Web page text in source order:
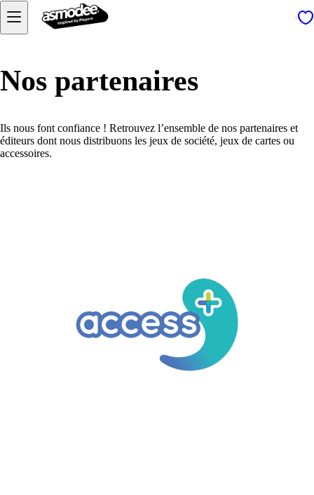
Nos partenaires
Ils nous font confiance ! Retrouvez l’ensemble de nos partenaires et
éditeurs dont nous distribuons les jeux de société, jeux de cartes ou
accessoires.